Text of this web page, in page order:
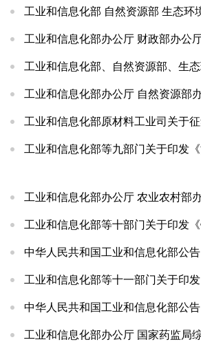
中华人民共和国工业和信息化部公告
中华人民共和国工业和信息化部公告